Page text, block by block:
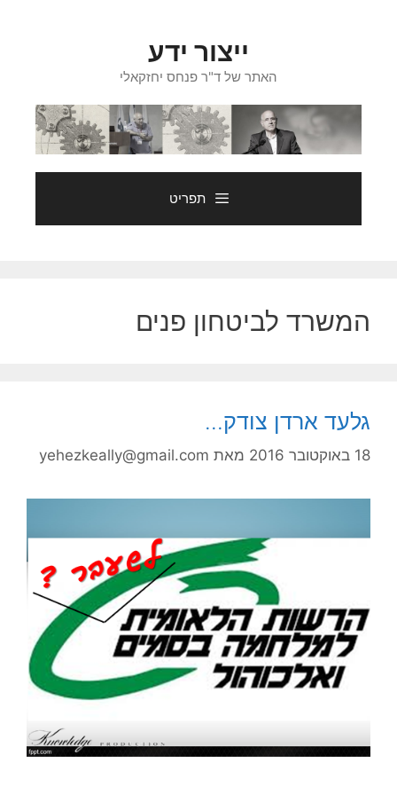
ייצור ידע
האתר של ד"ר פנחס יחזקאלי
תפריט
המשרד לביטחון פנים
גלעד ארדן צודק…
18 באוקטובר 2016 מאת yehezkeally@gmail.com